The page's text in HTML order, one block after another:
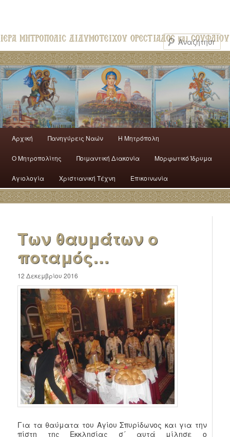
Αρχική Πανηγύρεις Ναών H Mητρόπολη
Ο Mητροπολίτης Ποιμαντική Διακονία Μορφωτικό Ίδρυμα
Αγιολογία Χριστιανική Τέχνη Επικοινωνία
Των θαυμάτων ο
ποταμός…
12 Δεκεμβρίου 2016
Για τα θαύματα του Αγίου Σπυρίδωνος και για την
πίστη της Εκκλησίας σ´ αυτά μίλησε ο